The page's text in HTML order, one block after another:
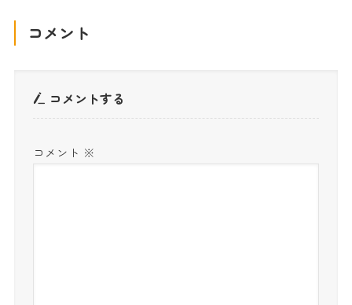
コメント
コメントする
コメント ※